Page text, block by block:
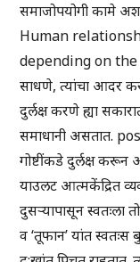
समाजोपयोगी कामे
Human
depending on the
साधणे, त्यांचा आदर
दुर्लक्ष करणे ह्या
समाधानी असतात.
गोष्टींकडे दुर्लक्ष
याउलट आत्मकेंद्रित
दुसऱ्यापासून स्वतःला
व ‘तूफान’ यांत स्वतःस